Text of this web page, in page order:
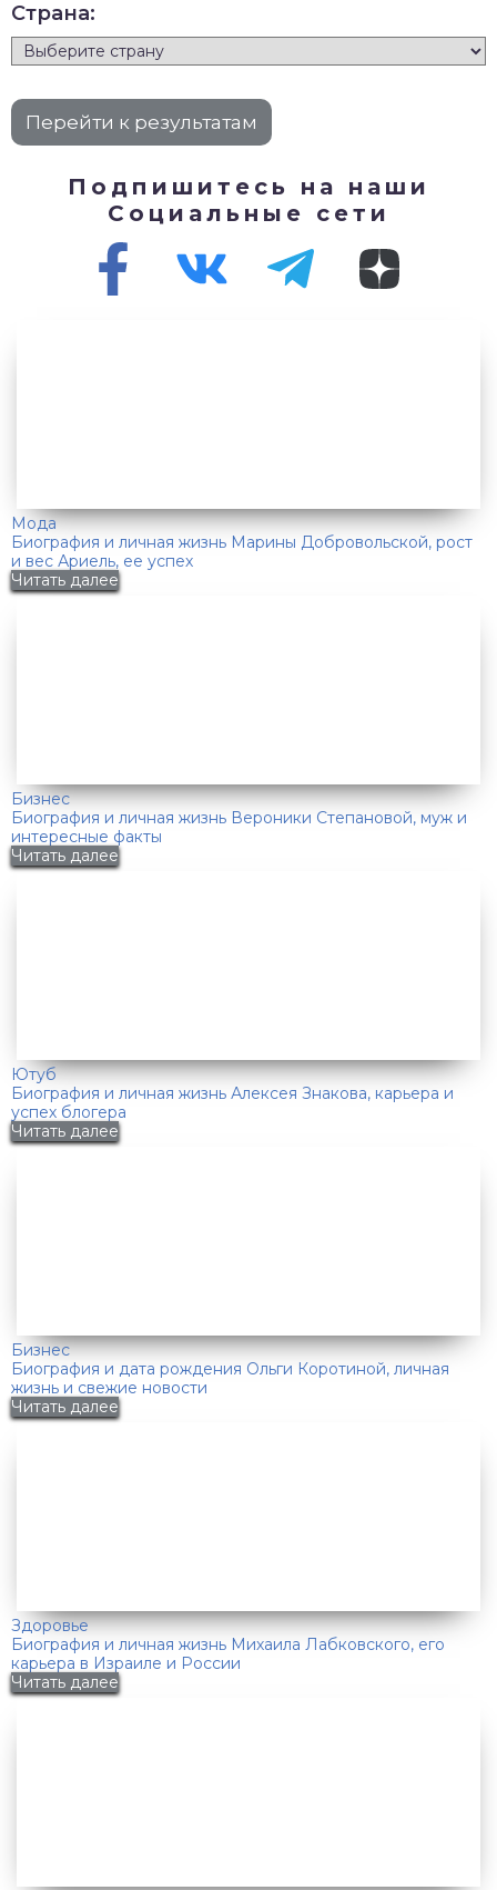
Страна:
Подпишитесь на наши
Социальные сети
Мода
Биография и личная жизнь Марины Добровольской, рост
и вес Ариель, ее успех
Читать далее
Бизнес
Биография и личная жизнь Вероники Степановой, муж и
интересные факты
Читать далее
Ютуб
Биография и личная жизнь Алексея Знакова, карьера и
успех блогера
Читать далее
Бизнес
Биография и дата рождения Ольги Коротиной, личная
жизнь и свежие новости
Читать далее
Здоровье
Биография и личная жизнь Михаила Лабковского, его
карьера в Израиле и России
Читать далее